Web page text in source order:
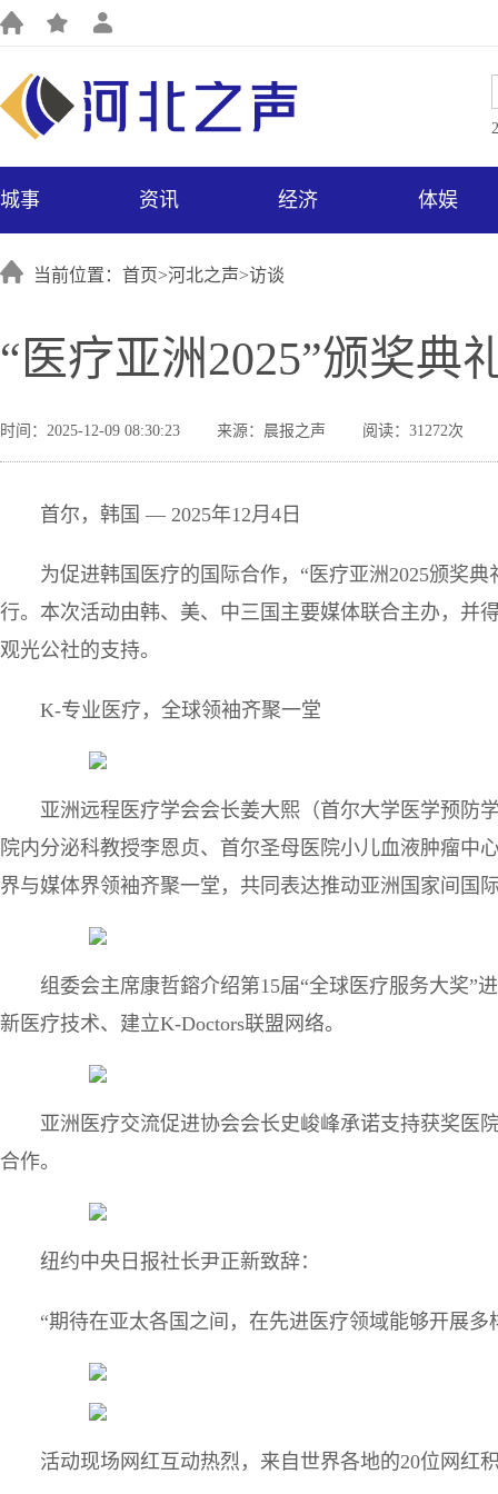
城事 资讯 经济 体娱
当前位置：首页>河北之声>访谈
“医疗亚洲2025”颁奖典
时间：2025-12-09 08:30:23 来源：晨报之声 阅读：31272次
首尔，韩国 — 2025年12月4日
为促进韩国医疗的国际合作，“医疗亚洲2025颁奖
行。本次活动由韩、美、中三国主要媒体联合主办，并
观光公社的支持。
K-专业医疗，全球领袖齐聚一堂
亚洲远程医疗学会会长姜大熙（首尔大学医学预防
院内分泌科教授李恩贞、首尔圣母医院小儿血液肿瘤中
界与媒体界领袖齐聚一堂，共同表达推动亚洲国家间国
组委会主席康哲鎔介绍第15届“全球医疗服务大奖”
新医疗技术、建立K-Doctors联盟网络。
亚洲医疗交流促进协会会长史峻峰承诺支持获奖医
合作。
纽约中央日报社长尹正新致辞：
“期待在亚太各国之间，在先进医疗领域能够开展
活动现场网红互动热烈，来自世界各地的20位网红